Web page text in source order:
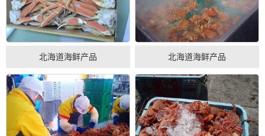
北海道海鲜产品 北海道海鲜产品